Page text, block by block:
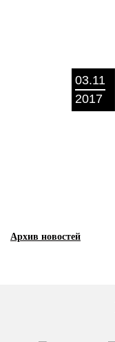
03.11
2017
Архив новостей